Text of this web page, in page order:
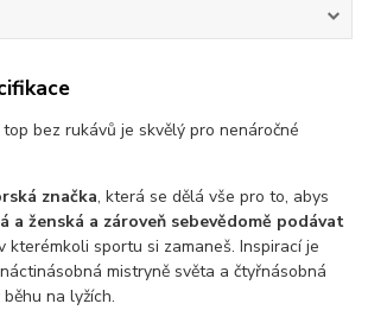
bez rukávů je skvělý pro nenáročné
značka, která se dělá vše pro to, abys
a ženská a zároveň sebevědomě podávat
kterémkoli sportu si zamaneš. Inspirací je
mistryně světa a čtyřnásobná
na lyžích.